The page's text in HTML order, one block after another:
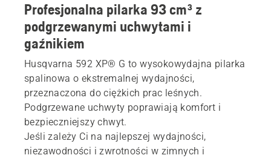
Profesjonalna pilarka 93 cm³ z
podgrzewanymi uchwytami i
gaźnikiem
Husqvarna 592 XP® G to wysokowydajna pilarka
spalinowa o ekstremalnej wydajności,
przeznaczona do ciężkich prac leśnych.
Podgrzewane uchwyty poprawiają komfort i
bezpieczniejszy chwyt.
Jeśli zależy Ci na najlepszej wydajności,
niezawodności i zwrotności w zimnych i